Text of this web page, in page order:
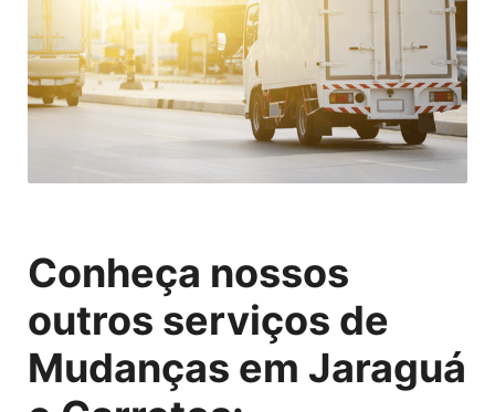
Conheça nossos
outros serviços de
Mudanças em Jaraguá